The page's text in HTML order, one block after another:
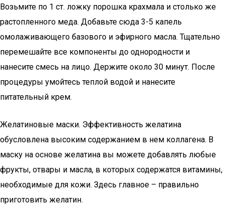
Возьмите по 1 ст. ложку порошка крахмала и столько же
растопленного меда. Добавьте сюда 3-5 капель
омолаживающего базового и эфирного масла. Тщательно
перемешайте все компоненты до однородности и
нанесите смесь на лицо. Держите около 30 минут. После
процедуры умойтесь теплой водой и нанесите
питательный крем.
Желатиновые маски. Эффективность желатина
обусловлена высоким содержанием в нем коллагена. В
маску на основе желатина вы можете добавлять любые
фрукты, отвары и масла, в которых содержатся витамины,
необходимые для кожи. Здесь главное – правильно
приготовить желатин.